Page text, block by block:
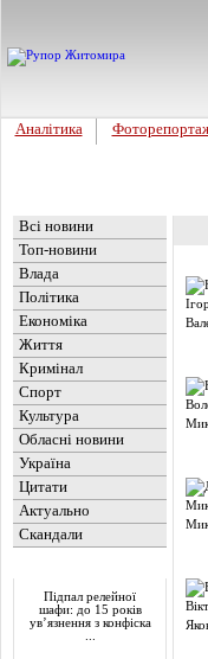
Аналітика
Всі новини
Топ-новини
Влада
Політика
Економіка
Життя
Кримінал
Спорт
Культура
Обласні новини
Україна
Цитати
Актуально
Скандали
Підпал релейної
шафи: до 15 років
ув’язнення з конфіска